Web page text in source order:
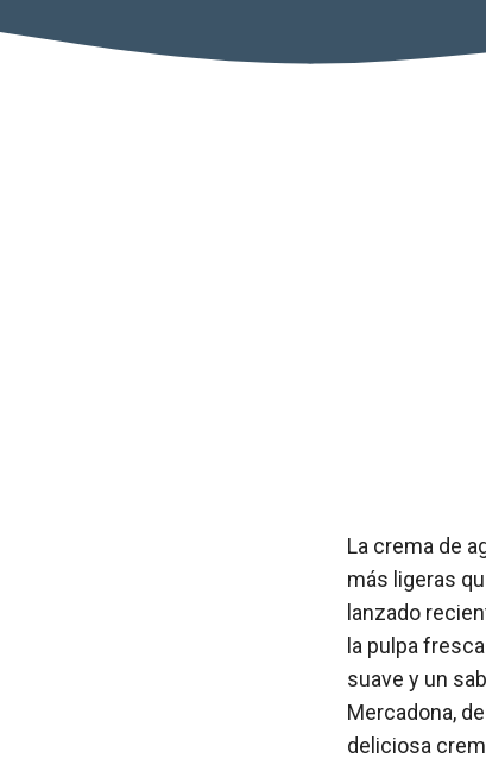
La crema de
más ligeras
lanzado
la pulpa
suave y un
Mercadona,
deliciosa